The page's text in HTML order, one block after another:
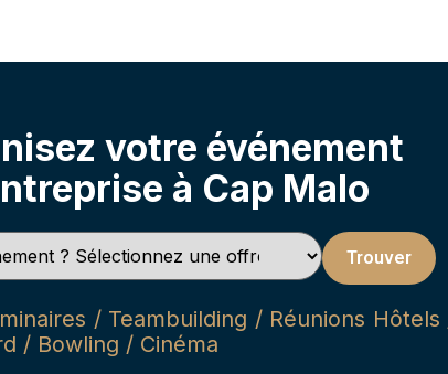
votre événement
à Cap Malo
Trouver
/ Teambuilding / Réunions
/ Bowling / Cinéma